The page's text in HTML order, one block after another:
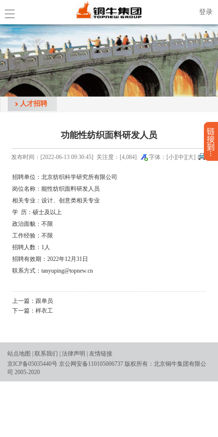
登录
人才招聘
功能性纺织面料研发人员
发布时间：[2022-06-13 09:30:45] 关注度：[4,084] 字体：[小][中][大]
招聘单位：北京纺织科学研究所有限公司
岗位名称：能性纺织面料研发人员
相关专业：设计、创意类相关专业
学 历：硕士及以上
政治面貌：不限
工作经验：不限
招聘人数：1人
招聘有效期：2022年12月31日
联系方式：tanyuping@topnew.cn
上一篇： 跟单员
下一篇： 样衣工
站点地图 联系我们 法律声明
友情链接
京ICP备05035440号 京公网安备110105006737 版权所有：北京铜牛集团有限公
司 2005-2020